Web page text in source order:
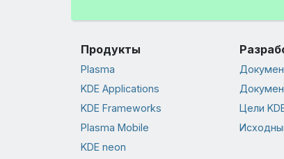
Продукты
Plasma
KDE Applications
KDE Frameworks
Plasma Mobile
KDE neon
Цели